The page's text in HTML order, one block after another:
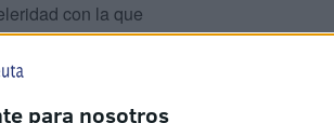
para nosotros
con la que
de estas
en